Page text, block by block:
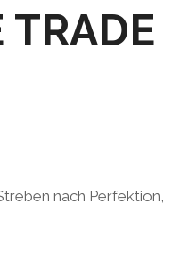
TRADE
nach Perfektion,